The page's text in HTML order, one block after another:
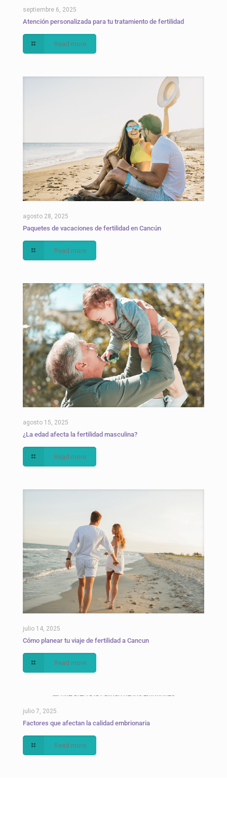
septiembre 6, 2025
Atención personalizada para tu tratamiento de fertilidad
Read more
agosto 28, 2025
Paquetes de vacaciones de fertilidad en Cancún
Read more
agosto 15, 2025
¿La edad afecta la fertilidad masculina?
Read more
julio 14, 2025
Cómo planear tu viaje de fertilidad a Cancun
Read more
julio 7, 2025
Factores que afectan la calidad embrionaria
Read more